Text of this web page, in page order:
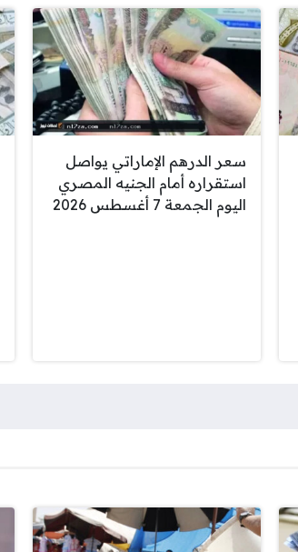
سعر الدرهم الإماراتي يواصل
استقراره أمام الجنيه المصري
اليوم الجمعة 7 أغسطس 2026